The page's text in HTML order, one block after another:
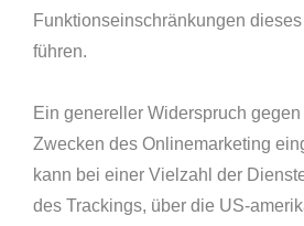
Funktionseinschränkungen
führen.
Ein genereller Widerspruch
Zwecken des Onlinemarketing
kann bei einer Vielzahl der
des Trackings, über die US-